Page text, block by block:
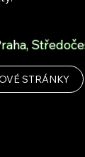
STRÁNKY